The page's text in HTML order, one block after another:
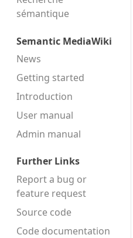
sémantique
Semantic MediaWiki
News
Getting started
Introduction
User manual
Admin manual
Further Links
Report a bug or
feature request
Source code
Code docu­mentation